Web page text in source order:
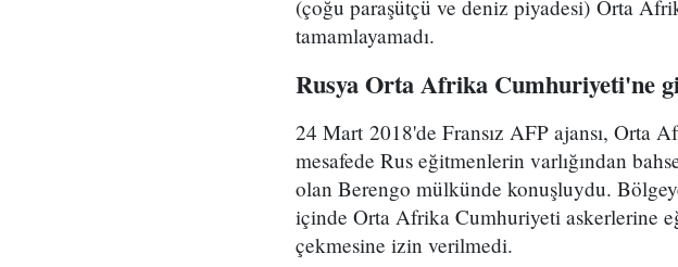
(çoğu paraşütçü ve deniz piyadesi) Orta
tamamlayamadı.
Rusya Orta Afrika Cumhuriyeti'ne
24 Mart 2018'de Fransız AFP ajansı, Orta
mesafede Rus eğitmenlerin varlığından
olan Berengo mülkünde konuşluydu.
içinde Orta Afrika Cumhuriyeti askerlerine
çekmesine izin verilmedi.